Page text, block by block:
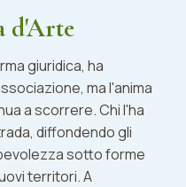
d'Arte
giuridica, ha
ma l'anima
a scorrere. Chi l'ha
diffondendo gli
sotto forme
territori. A